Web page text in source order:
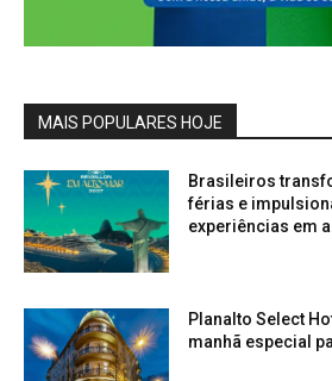
MAIS POPULARES HOJE
Brasileiros
férias e
experiências em
Planalto Select
manhã especial